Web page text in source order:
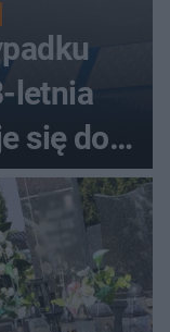
letnia
się do